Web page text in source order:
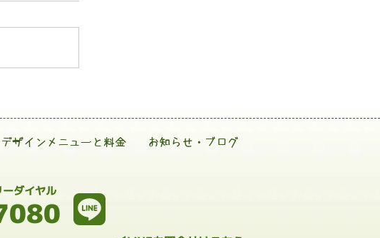
デザインメニューと料金 お知らせ・ブログ
ダイヤル